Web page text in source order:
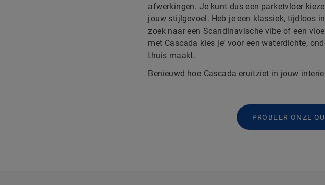
afwerkingen. Je kunt dus een parketvloer
jouw stijlgevoel. Heb je een klassiek, tijdloos
zoek naar een Scandinavische vibe of een
met Cascada kies je’ voor een waterdichte,
thuis maakt.
Benieuwd hoe Cascada eruitziet in jouw
PROBEER ONZE